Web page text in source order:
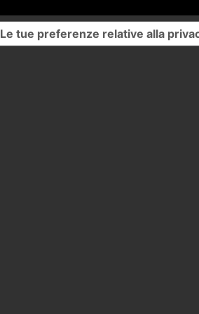
Le tue preferenze relative alla